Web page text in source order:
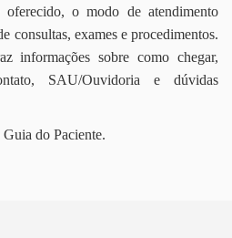
oferecido, o modo de atendimento
consultas, exames e procedimentos.
informações sobre como chegar,
SAU/Ouvidoria e dúvidas
do Paciente.